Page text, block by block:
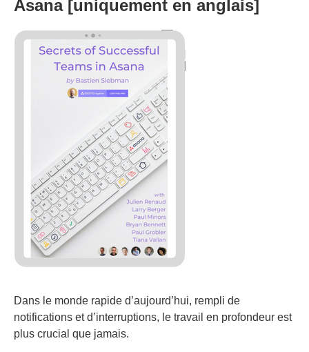
Asana [uniquement en anglais]
Dans le monde rapide d’aujourd’hui, rempli de
notifications et d’interruptions, le travail en profondeur est
plus crucial que jamais.